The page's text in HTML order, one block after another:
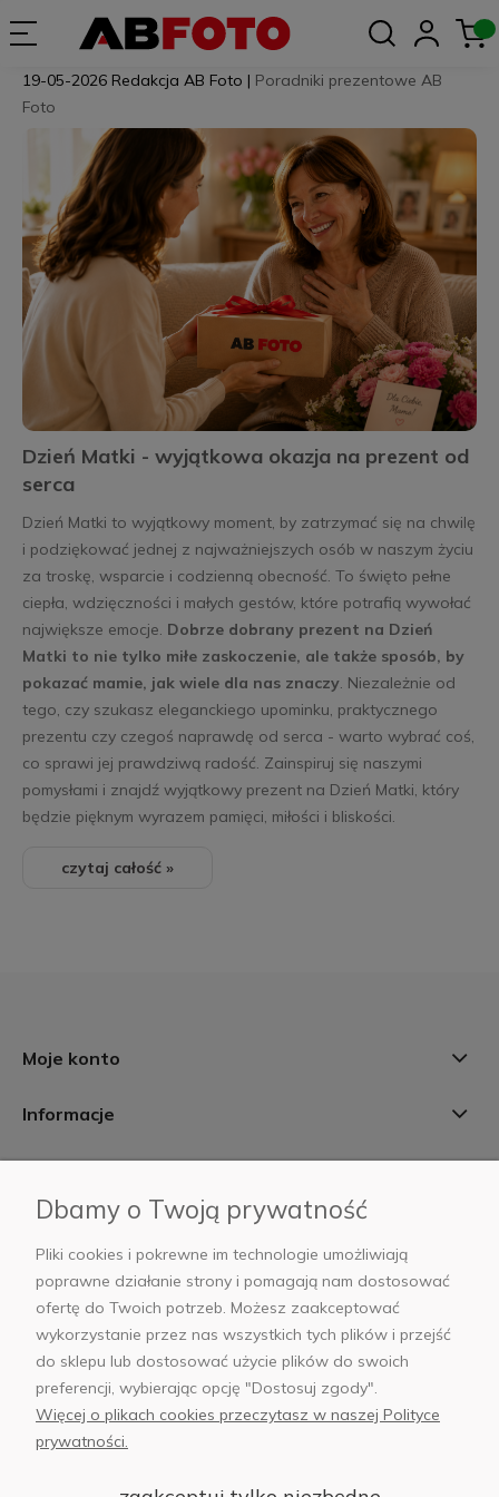
Dzień Matki - wyjątkowa okazja na prezent od
serca
19-05-2026 Redakcja AB Foto | Poradniki prezentowe AB
Foto
Dzień Matki to wyjątkowy moment, by zatrzymać się na chwilę
i podziękować jednej z najważniejszych osób w naszym życiu
za troskę, wsparcie i codzienną obecność. To święto pełne
ciepła, wdzięczności i małych gestów, które potrafią wywołać
największe emocje. Dobrze dobrany prezent na Dzień
Matki to nie tylko miłe zaskoczenie, ale także sposób, by
pokazać mamie, jak wiele dla nas znaczy. Niezależnie od
tego, czy szukasz eleganckiego upominku, praktycznego
prezentu czy czegoś naprawdę od serca - warto wybrać coś,
co sprawi jej prawdziwą radość. Zainspiruj się naszymi
pomysłami i znajdź wyjątkowy prezent na Dzień Matki, który
będzie pięknym wyrazem pamięci, miłości i bliskości.
czytaj całość »
Moje konto
Informacje
AB Foto
sklep@abfoto.pl
+48 797 971 275
Dbamy o Twoją prywatność
Pliki cookies i pokrewne im technologie umożliwiają
poprawne działanie strony i pomagają nam dostosować
ofertę do Twoich potrzeb. Możesz zaakceptować
wykorzystanie przez nas wszystkich tych plików i przejść
do sklepu lub dostosować użycie plików do swoich
preferencji, wybierając opcję "Dostosuj zgody".
Więcej o plikach cookies przeczytasz w naszej Polityce
prywatności.